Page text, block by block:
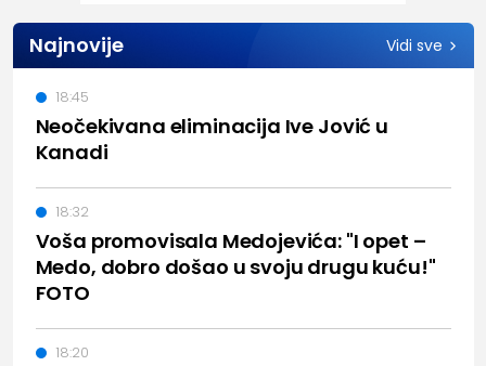
Najnovije Vidi sve
Neočekivana eliminacija Ive Jović u
Kanadi
18:45
Voša promovisala Medojevića: "I opet –
Medo, dobro došao u svoju drugu kuću!"
FOTO
18:32
18:20